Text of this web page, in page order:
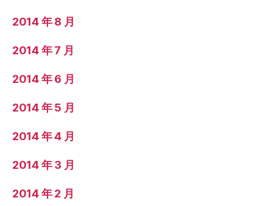
2014 年 8 月
2014 年 7 月
2014 年 6 月
2014 年 5 月
2014 年 4 月
2014 年 3 月
2014 年 2 月